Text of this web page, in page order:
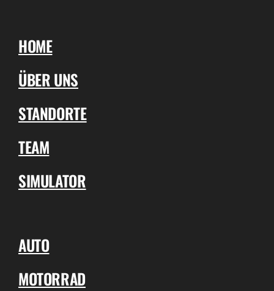
HOME
ÜBER UNS
STANDORTE
TEAM
SIMULATOR
AUTO
MOTORRAD